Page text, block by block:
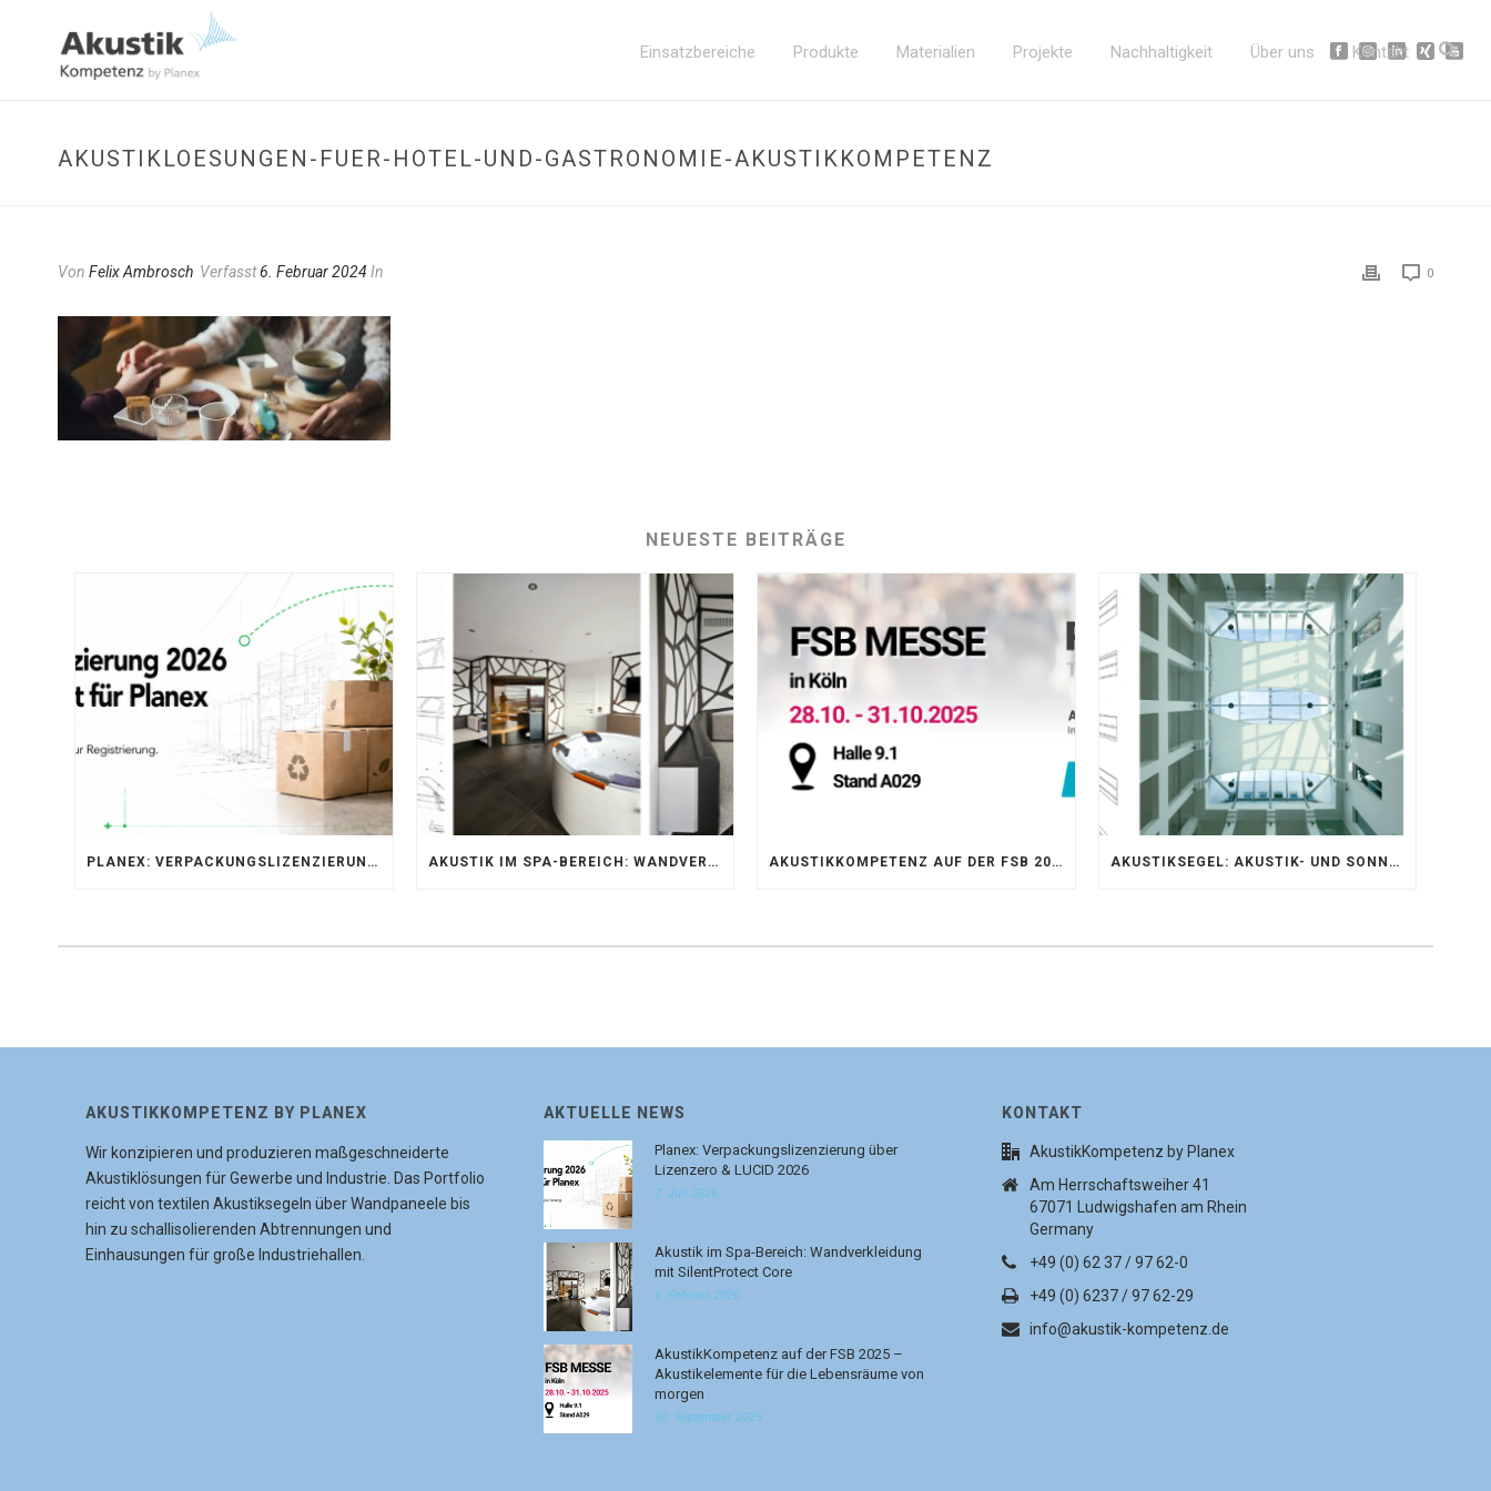
Einsatzbereiche Produkte Materialien Projekte Nachhaltigkeit Über uns Kontakt
AKUSTIKLOESUNGEN-FUER-HOTEL-UND-GASTRONOMIE-AKUSTIKKOMPETENZ
Von Felix Ambrosch Verfasst6. Februar 2024In 0
NEUESTE BEITRÄGE
PLANEX: VERPACKUNGSLIZENZIERUNG ÜBER LIZENZERO & LUCID 2026 AKUSTIK IM SPA-BEREICH: WANDVERKLEIDUNG MIT SILENTPROTECT CORE AKUSTIKKOMPETENZ AUF DER FSB 2025 – AKUSTIKELEMENTE FÜR DIE LEBENSRÄUME VON MORGEN AKUSTIKSEGEL: AKUSTIK- UND SONNENSCHUTZOPTIMIERUNG IM ATRIUM DER UNIVERSITÄT BONN
AKUSTIKKOMPETENZ BY PLANEX
Wir konzipieren und produzieren maßgeschneiderte
Akustiklösungen für Gewerbe und Industrie. Das Portfolio
reicht von textilen Akustiksegeln über Wandpaneele bis
hin zu schallisolierenden Abtrennungen und
Einhausungen für große Industriehallen.
AKTUELLE NEWS
Planex: Verpackungslizenzierung über
Lizenzero & LUCID 2026
7. Juli 2026
Akustik im Spa-Bereich: Wandverkleidung
mit SilentProtect Core
6. Februar 2026
AkustikKompetenz auf der FSB 2025 –
Akustikelemente für die Lebensräume von
morgen
30. September 2025
KONTAKT
AkustikKompetenz by Planex
Am Herrschaftsweiher 41
67071 Ludwigshafen am Rhein
Germany
+49 (0) 62 37 / 97 62-0
+49 (0) 6237 / 97 62-29
info@akustik-kompetenz.de